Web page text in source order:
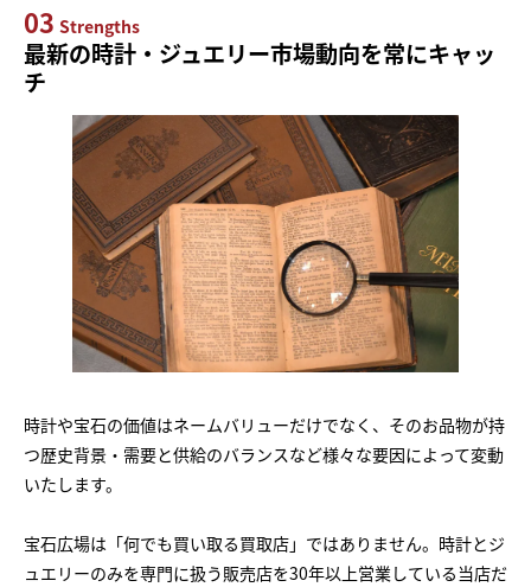
03 Strengths
最新の時計・ジュエリー市場動向を常にキャッ
チ
時計や宝石の価値はネームバリューだけでなく、そのお品物が持
つ歴史背景・需要と供給のバランスなど様々な要因によって変動
いたします。
宝石広場は「何でも買い取る買取店」ではありません。時計とジ
ュエリーのみを専門に扱う販売店を30年以上営業している当店だ